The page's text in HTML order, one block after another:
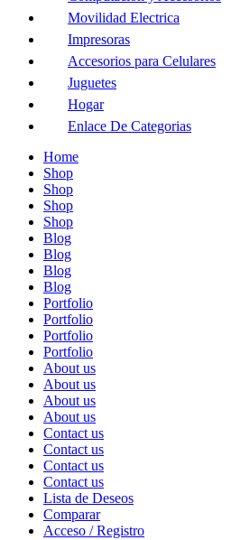
Movilidad Electrica
Impresoras
Accesorios para Celulares
Juguetes
Hogar
Enlace De Categorias
Home
Shop
Shop
Shop
Shop
Blog
Blog
Blog
Blog
Portfolio
Portfolio
Portfolio
Portfolio
About us
About us
About us
About us
Contact us
Contact us
Contact us
Contact us
Lista de Deseos
Comparar
Acceso / Registro